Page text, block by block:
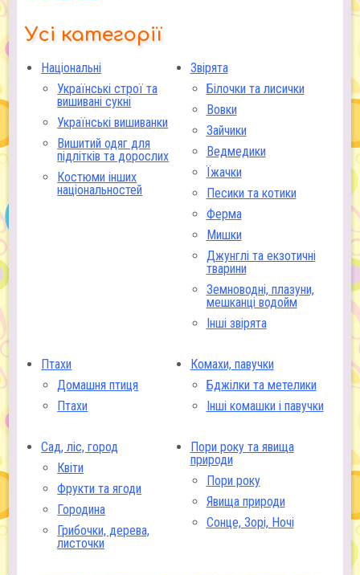
Усі категорії
Національні
Українські строї та
вишивані сукні
Українські вишиванки
Вишитий одяг для
підлітків та дорослих
Костюми інших
національностей
Звірята
Білочки та лисички
Вовки
Зайчики
Ведмедики
Їжачки
Песики та котики
Ферма
Мишки
Джунглі та екзотичні
тварини
Земноводні, плазуни,
мешканці водойм
Інші звірята
Птахи
Домашня птиця
Птахи
Комахи, павучки
Бджілки та метелики
Інші комашки і павучки
Сад, ліс, город
Квіти
Фрукти та ягоди
Городина
Грибочки, дерева,
листочки
Пори року та явища
природи
Пори року
Явища природи
Сонце, Зорі, Ночі